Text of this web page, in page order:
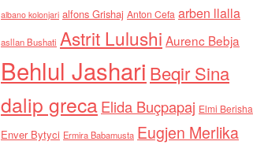
albano kolonjari alfons Grishaj Anton Cefa arben llalla
asllan Bushati Astrit Lulushi Aurenc Bebja
Behlul Jashari Beqir Sina
dalip grecaElida Buçpapaj Elmi Berisha
Enver Bytyci Ermira Babamusta Eugjen Merlika